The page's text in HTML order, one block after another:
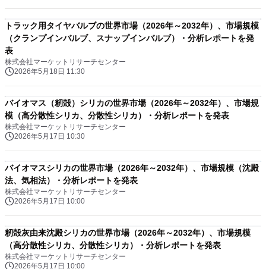
トラック用タイヤバルブの世界市場（2026年～2032年）、市場規模
（クランプインバルブ、スナップインバルブ）・分析レポートを発
表
株式会社マーケットリサーチセンター
2026年5月18日 11:30
バイオマス（籾殻）シリカの世界市場（2026年～2032年）、市場規
模（高分散性シリカ、分散性シリカ）・分析レポートを発表
株式会社マーケットリサーチセンター
2026年5月17日 10:30
バイオマスシリカの世界市場（2026年～2032年）、市場規模（沈殿
法、気相法）・分析レポートを発表
株式会社マーケットリサーチセンター
2026年5月17日 10:00
籾殻灰由来沈殿シリカの世界市場（2026年～2032年）、市場規模
（高分散性シリカ、分散性シリカ）・分析レポートを発表
株式会社マーケットリサーチセンター
2026年5月17日 10:00